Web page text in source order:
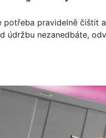
potřeba pravidelně čištit a
údržbu nezanedbáte,